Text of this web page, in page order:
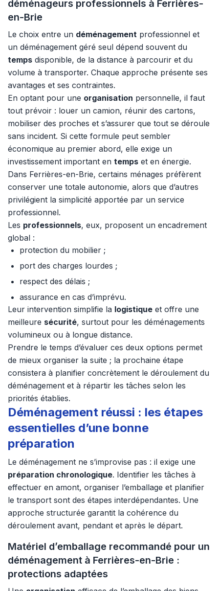
déménageurs professionnels à Ferrières-
en-Brie
Le choix entre un déménagement professionnel et
un déménagement géré seul dépend souvent du
temps disponible, de la distance à parcourir et du
volume à transporter. Chaque approche présente ses
avantages et ses contraintes.
En optant pour une organisation personnelle, il faut
tout prévoir : louer un camion, réunir des cartons,
mobiliser des proches et s’assurer que tout se déroule
sans incident. Si cette formule peut sembler
économique au premier abord, elle exige un
investissement important en temps et en énergie.
Dans Ferrières-en-Brie, certains ménages préfèrent
conserver une totale autonomie, alors que d’autres
privilégient la simplicité apportée par un service
professionnel.
Les professionnels, eux, proposent un encadrement
global :
protection du mobilier ;
port des charges lourdes ;
respect des délais ;
assurance en cas d’imprévu.
Leur intervention simplifie la logistique et offre une
meilleure sécurité, surtout pour les déménagements
volumineux ou à longue distance.
Prendre le temps d’évaluer ces deux options permet
de mieux organiser la suite ; la prochaine étape
consistera à planifier concrètement le déroulement du
déménagement et à répartir les tâches selon les
priorités établies.
Déménagement réussi : les étapes
essentielles d’une bonne
préparation
Le déménagement ne s’improvise pas : il exige une
préparation chronologique. Identifier les tâches à
effectuer en amont, organiser l’emballage et planifier
le transport sont des étapes interdépendantes. Une
approche structurée garantit la cohérence du
déroulement avant, pendant et après le départ.
Matériel d’emballage recommandé pour un
déménagement à Ferrières-en-Brie :
protections adaptées